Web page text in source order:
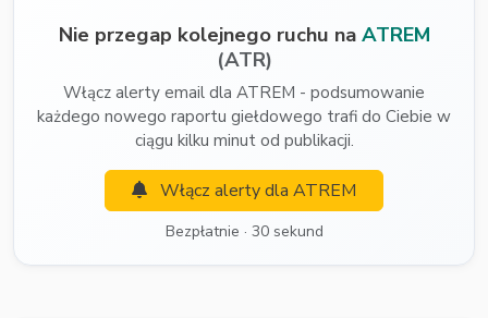
Nie przegap kolejnego ruchu na ATREM
(ATR)
Włącz alerty email dla ATREM - podsumowanie
każdego nowego raportu giełdowego trafi do Ciebie w
ciągu kilku minut od publikacji.
Włącz alerty dla ATREM
Bezpłatnie · 30 sekund